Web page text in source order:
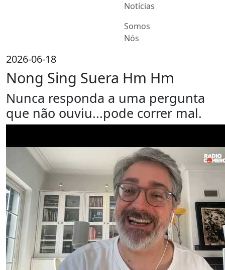
Notícias
Somos
Nós
2026-06-18
Nong Sing Suera Hm Hm
Nunca responda a uma pergunta
que não ouviu...pode correr mal.